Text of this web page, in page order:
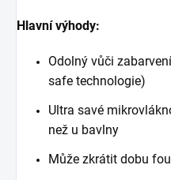
Hlavní výhody:
Odolný vůči
safe technologie)
Ultra savé
než u bavlny
Může zkrátit dobu